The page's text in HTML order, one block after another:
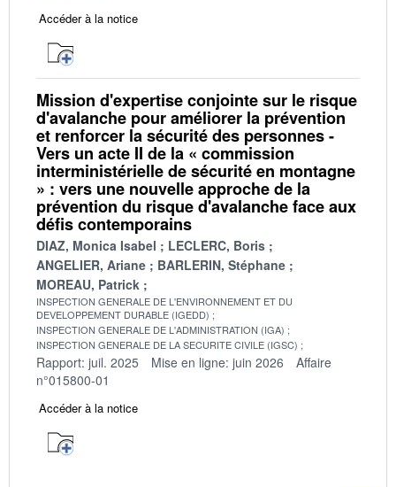
Accéder à la notice
Mission d'expertise conjointe sur le risque
d'avalanche pour améliorer la prévention
et renforcer la sécurité des personnes -
Vers un acte II de la « commission
interministérielle de sécurité en montagne
» : vers une nouvelle approche de la
prévention du risque d'avalanche face aux
défis contemporains
DIAZ, Monica Isabel
LECLERC, Boris
ANGELIER, Ariane
BARLERIN, Stéphane
MOREAU, Patrick
INSPECTION GENERALE DE L'ENVIRONNEMENT ET DU
DEVELOPPEMENT DURABLE (IGEDD)
INSPECTION GENERALE DE L'ADMINISTRATION (IGA)
INSPECTION GENERALE DE LA SECURITE CIVILE (IGSC)
Rapport: juil. 2025 Mise en ligne: juin 2026
Affaire
n°015800-01
Accéder à la notice